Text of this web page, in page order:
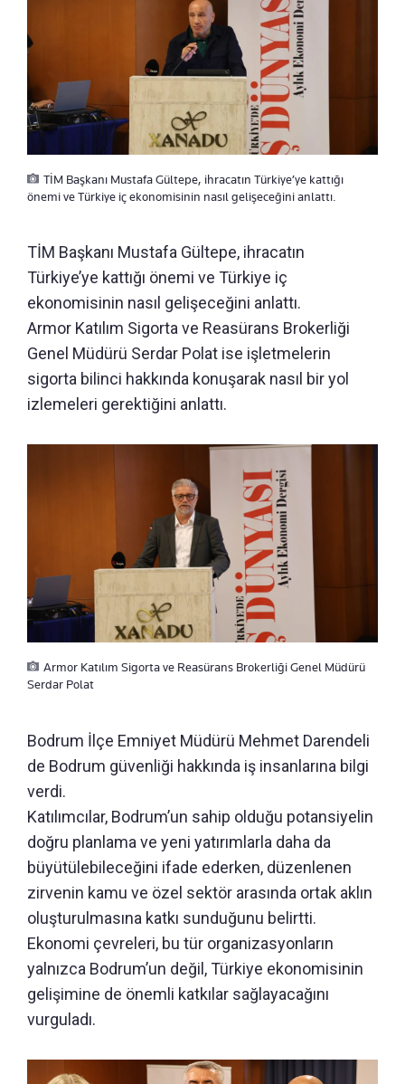
TİM Başkanı Mustafa Gültepe, ihracatın Türkiye’ye kattığı
önemi ve Türkiye iç ekonomisinin nasıl gelişeceğini anlattı.
TİM Başkanı Mustafa Gültepe, ihracatın
Türkiye’ye kattığı önemi ve Türkiye iç
ekonomisinin nasıl gelişeceğini anlattı.
Armor Katılım Sigorta ve Reasürans Brokerliği
Genel Müdürü Serdar Polat ise işletmelerin
sigorta bilinci hakkında konuşarak nasıl bir yol
izlemeleri gerektiğini anlattı.
Armor Katılım Sigorta ve Reasürans Brokerliği Genel Müdürü
Serdar Polat
Bodrum İlçe Emniyet Müdürü Mehmet Darendeli
de Bodrum güvenliği hakkında iş insanlarına bilgi
verdi.
Katılımcılar, Bodrum’un sahip olduğu potansiyelin
doğru planlama ve yeni yatırımlarla daha da
büyütülebileceğini ifade ederken, düzenlenen
zirvenin kamu ve özel sektör arasında ortak aklın
oluşturulmasına katkı sunduğunu belirtti.
Ekonomi çevreleri, bu tür organizasyonların
yalnızca Bodrum’un değil, Türkiye ekonomisinin
gelişimine de önemli katkılar sağlayacağını
vurguladı.